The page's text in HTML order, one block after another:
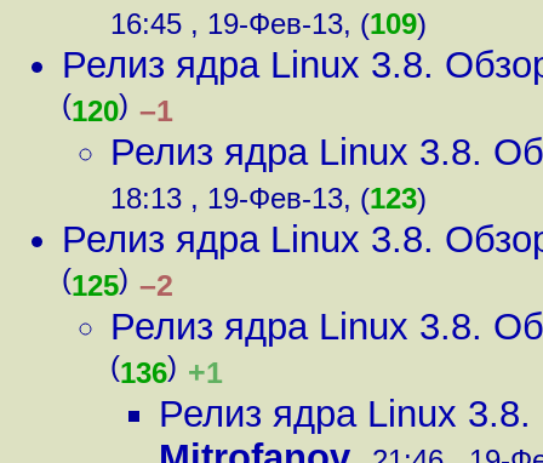
16:45 , 19-Фев-13, (109)
Релиз ядра Linux 3.8.
(120) –1
Релиз ядра Linux 3.8.
18:13 , 19-Фев-13, (123)
Релиз ядра Linux 3.8.
(125) –2
Релиз ядра Linux 3.8.
(136) +1
Релиз ядра Linux